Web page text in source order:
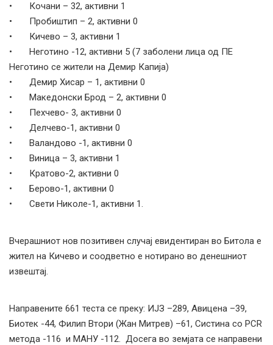
• Кочани – 32, активни 1
• Пробиштип – 2, активни 0
• Кичево – 3, активни 1
• Неготино -12, активни 5 (7 заболени лица од ПЕ
Неготино се жители на Демир Капија)
• Демир Хисар – 1, активни 0
• Македонски Брод – 2, активни 0
• Пехчево- 3, активни 0
• Делчево-1, активни 0
• Валандово -1, активни 0
• Виница – 3, активни 1
• Кратово-2, активни 0
• Берово-1, активни 0
• Свети Николе-1, активни 1.
Вчерашниот нов позитивен случај евидентиран во Битола е
жител на Кичево и соодветно е нотирано во денешниот
извештај.
Направените 661 теста се преку: ИЈЗ –289, Авицена –39,
Биотек -44, Филип Втори (Жан Митрев) –61, Систина со PCR
метода -116 и МАНУ -112. Досега во земјата се направени